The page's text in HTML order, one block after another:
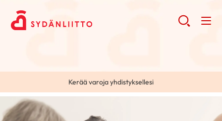
Kerää varoja yhdistyksellesi